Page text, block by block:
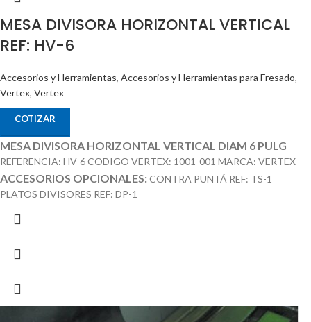
MESA DIVISORA HORIZONTAL VERTICAL
REF: HV-6
Accesorios y Herramientas, Accesorios y Herramientas para Fresado,
Vertex, Vertex
COTIZAR
MESA DIVISORA HORIZONTAL VERTICAL DIAM 6 PULG
REFERENCIA: HV-6 CODIGO VERTEX: 1001-001 MARCA: VERTEX
ACCESORIOS OPCIONALES:CONTRA PUNTÁ REF: TS-1
PLATOS DIVISORES REF: DP-1